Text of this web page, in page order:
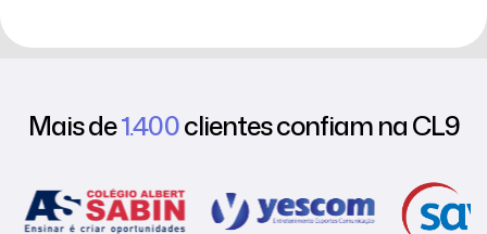
Mais de1.400clientes confiam na CL9